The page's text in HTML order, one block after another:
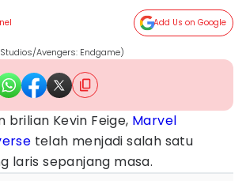
Add Us on Google
Avengers: Endgame)
brilian Kevin Feige, Marvel
telah menjadi salah satu
laris sepanjang masa.